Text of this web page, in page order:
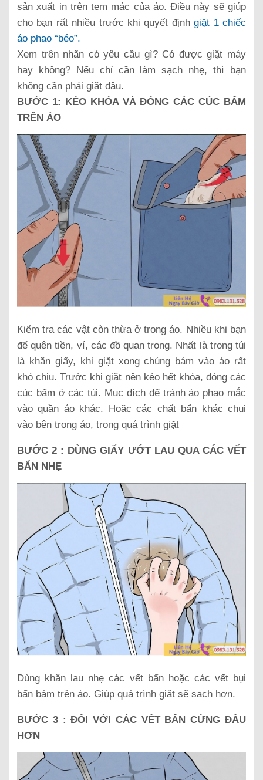
sản xuất in trên tem mác của áo. Điều này sẽ giúp
cho bạn rất nhiều trước khi quyết địnhgiặt 1 chiếc
áo phao “béo”.
Xem trên nhãn có yêu cầu gì? Có được giặt máy
hay không? Nếu chỉ cần làm sạch nhẹ, thì bạn
không cần phải giặt đâu.
BƯỚC 1: KÉO KHÓA VÀ ĐÓNG CÁC CÚC BẤM
TRÊN ÁO
Kiểm tra các vật còn thừa ở trong áo. Nhiều khi bạn
để quên tiền, ví, các đồ quan trong. Nhất là trong túi
là khăn giấy, khi giặt xong chúng bám vào áo rất
khó chịu. Trước khi giặt nên kéo hết khóa, đóng các
cúc bấm ở các túi. Mục đích để tránh áo phao mắc
vào quần áo khác. Hoặc các chất bẩn khác chui
vào bên trong áo, trong quá trình giặt
BƯỚC 2 : DÙNG GIẤY ƯỚT LAU QUA CÁC VẾT
BẨN NHẸ
Dùng khăn lau nhẹ các vết bẩn hoặc các vết bụi
bẩn bám trên áo. Giúp quá trình giặt sẽ sạch hơn.
BƯỚC 3 : ĐỐI VỚI CÁC VẾT BẨN CỨNG ĐẦU
HƠN